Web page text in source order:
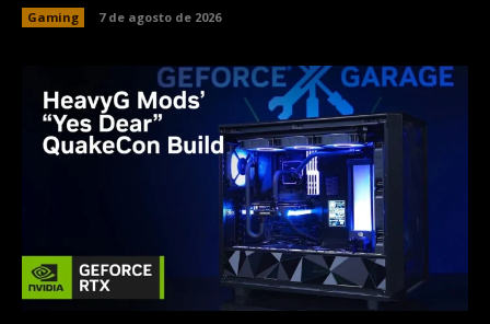
Gaming 7 de agosto de 2026